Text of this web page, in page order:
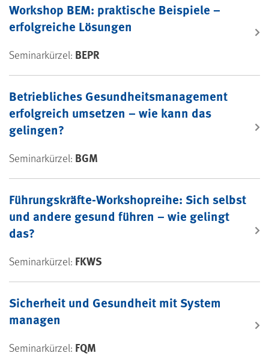
Workshop BEM: praktische Beispiele –
erfolgreiche Lösungen
Seminarkürzel: BEPR
Betriebliches Gesundheitsmanagement
erfolgreich umsetzen – wie kann das
gelingen?
Seminarkürzel: BGM
Führungskräfte-Workshopreihe: Sich selbst
und andere gesund führen – wie gelingt
das?
Seminarkürzel: FKWS
Sicherheit und Gesundheit mit System
managen
Seminarkürzel: FQM